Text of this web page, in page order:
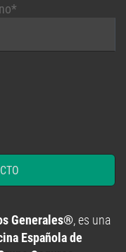
Generales®, es una
Española de